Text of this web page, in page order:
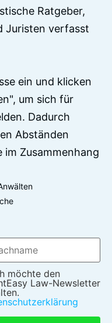
Ratgeber,
Juristen verfasst
ein und klicken
um sich für
Dadurch
Abständen
im Zusammenhang
möchte den
Law-Newsletter